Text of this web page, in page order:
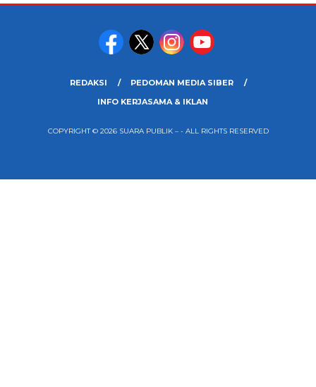
REDAKSI
PEDOMAN MEDIA SIBER
INFO KERJASAMA & IKLAN
COPYRIGHT © 2026 SUARA PUBLIK – - ALL RIGHTS RESERVED